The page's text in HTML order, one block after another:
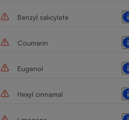
Benzyl salicylate
Coumarin
Eugenol
Hexyl cinnamal